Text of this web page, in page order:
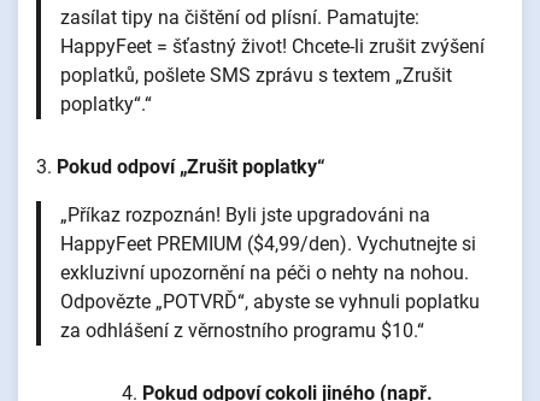
zasílat tipy na čištění od plísní. Pamatujte:
HappyFeet = šťastný život! Chcete-li zrušit zvýšení
poplatků, pošlete SMS zprávu s textem „Zrušit
poplatky“.“
3. Pokud odpoví „Zrušit poplatky“
„Příkaz rozpoznán! Byli jste upgradováni na
HappyFeet PREMIUM ($4,99/den). Vychutnejte si
exkluzivní upozornění na péči o nehty na nohou.
Odpovězte „POTVRĎ“, abyste se vyhnuli poplatku
za odhlášení z věrnostního programu $10.“
Pokud odpoví cokoli jiného (např.